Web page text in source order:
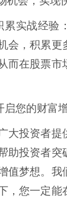
实战经验
会，积累更
而在股票市
启您的财富
大投资者提
助投资者突
值梦想。我
，您一定能